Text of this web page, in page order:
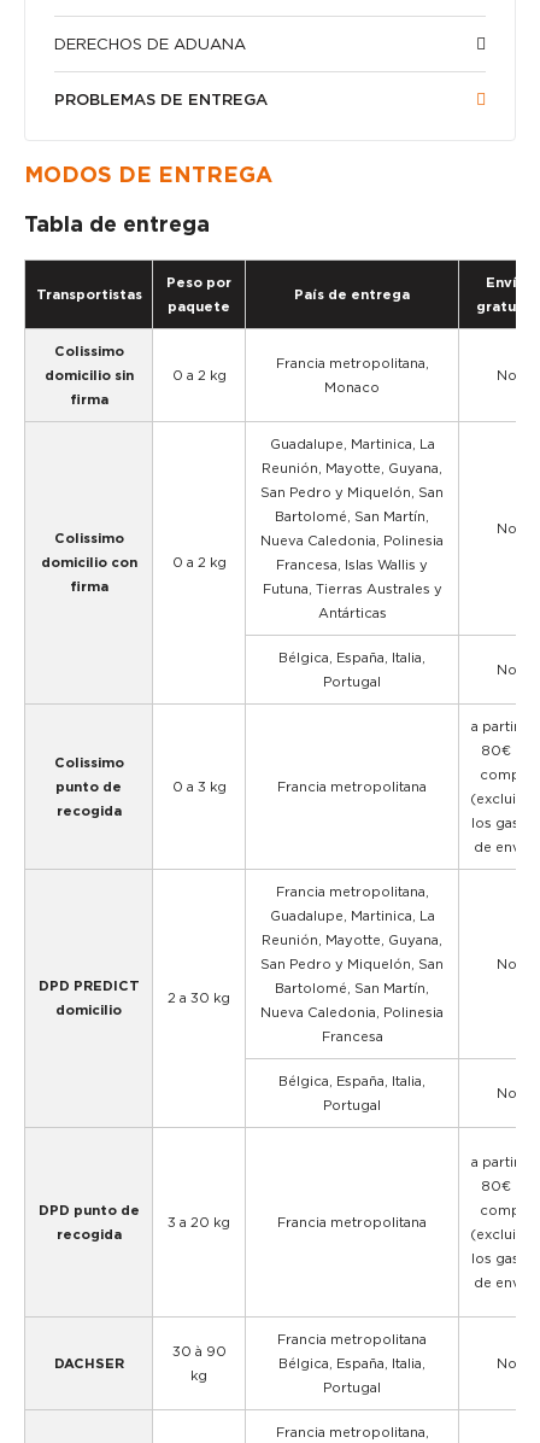
DERECHOS DE ADUANA
PROBLEMAS DE ENTREGA
MODOS DE ENTREGA
Tabla de entrega
Transportistas
Peso por
paquete
País de entrega
Envío
gratuito
Colissimo
domicilio sin
firma
0 a 2 kg
Francia metropolitana,
Monaco
No
Colissimo
domicilio con
firma
0 a 2 kg
Guadalupe, Martinica, La
Reunión, Mayotte, Guyana,
San Pedro y Miquelón, San
Bartolomé, San Martín,
Nueva Caledonia, Polinesia
Francesa, Islas Wallis y
Futuna, Tierras Australes y
Antárticas
No
Bélgica, España, Italia,
Portugal
No
Colissimo
punto de
recogida
0 a 3 kg Francia metropolitana
a partir de
80€ de
compra
los gastos
de envío)
DPD PREDICT
domicilio
2 a 30 kg
Francia metropolitana,
Guadalupe, Martinica, La
Reunión, Mayotte, Guyana,
San Pedro y Miquelón, San
Bartolomé, San Martín,
Nueva Caledonia, Polinesia
Francesa
No
Bélgica, España, Italia,
Portugal
No
DPD punto de
recogida
3 a 20 kg Francia metropolitana
a partir de
80€ de
compra
los gastos
de envío)
DACHSER
30 à 90
kg
Francia metropolitana
Bélgica, España, Italia,
Portugal
No
Francia metropolitana,